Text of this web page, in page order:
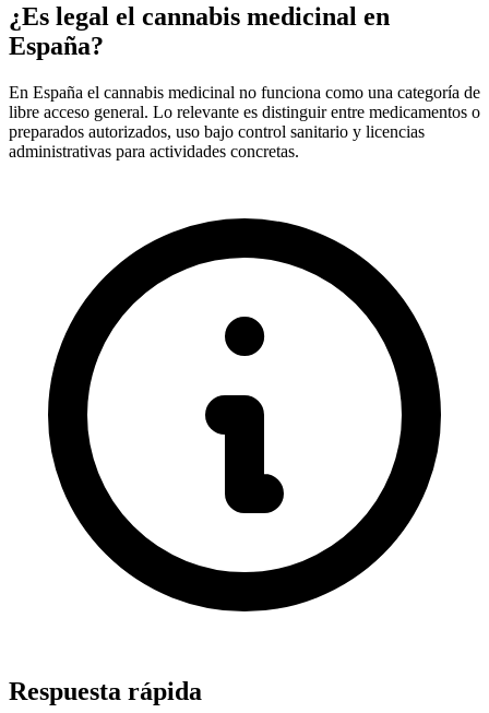
¿Es legal el cannabis medicinal en
España?
En España el cannabis medicinal no funciona como una categoría de
libre acceso general. Lo relevante es distinguir entre medicamentos o
preparados autorizados, uso bajo control sanitario y licencias
administrativas para actividades concretas.
Respuesta rápida